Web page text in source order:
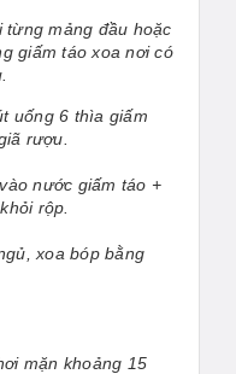
từng mảng đầu hoặc
giấm táo xoa nơi có
uống 6 thìa giấm
rượu.
nước giấm táo +
rộp.
xoa bóp bằng
mặn khoảng 15